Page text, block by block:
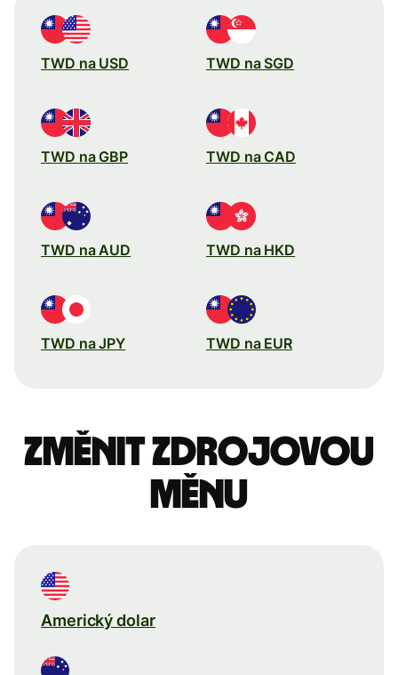
TWD na USD TWD na SGD
TWD na GBP TWD na CAD
TWD na AUD TWD na HKD
TWD na JPY TWD na EUR
Změnit zdrojovou
měnu
Americký dolar